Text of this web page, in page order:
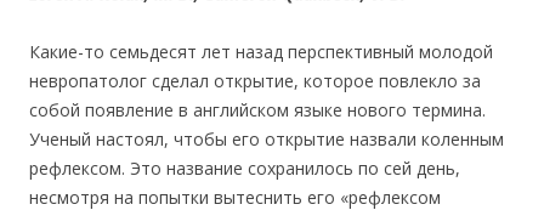
Какие-то семьдесят лет назад перспективный молодой
невропатолог сделал открытие, которое повлекло за
собой появление в английском языке нового термина.
Ученый настоял, чтобы его открытие назвали коленным
рефлексом. Это название сохранилось по сей день,
несмотря на попытки вытеснить его «рефлексом